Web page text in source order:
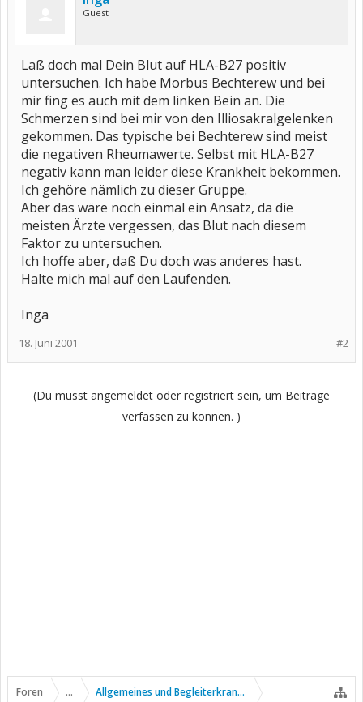
Guest
Laß doch mal Dein Blut auf HLA-B27 positiv
untersuchen. Ich habe Morbus Bechterew und bei
mir fing es auch mit dem linken Bein an. Die
Schmerzen sind bei mir von den Illiosakralgelenken
gekommen. Das typische bei Bechterew sind meist
die negativen Rheumawerte. Selbst mit HLA-B27
negativ kann man leider diese Krankheit bekommen.
Ich gehöre nämlich zu dieser Gruppe.
Aber das wäre noch einmal ein Ansatz, da die
meisten Ärzte vergessen, das Blut nach diesem
Faktor zu untersuchen.
Ich hoffe aber, daß Du doch was anderes hast.
Halte mich mal auf den Laufenden.
Inga
#2
18. Juni 2001
(Du musst angemeldet oder registriert sein, um Beiträge
verfassen zu können. )
Foren ... Allgemeines und Begleiterkrankungen